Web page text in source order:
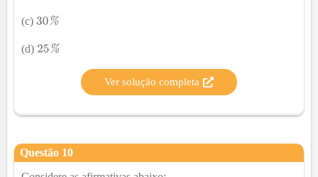
(c)
(d)
Ver solução completa
Questão 10